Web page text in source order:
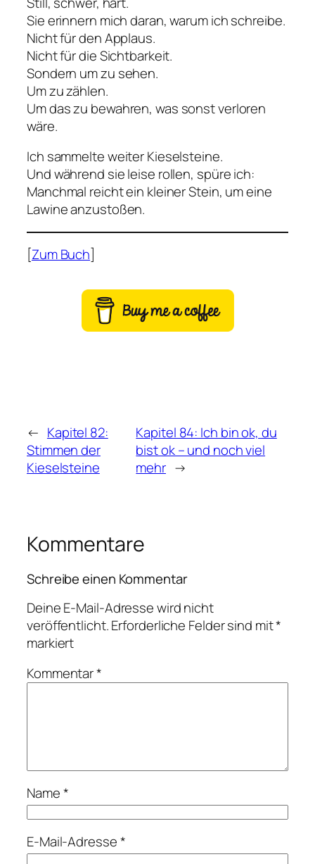
Sie erinnern mich daran, warum ich schreibe.
Nicht für den Applaus.
Nicht für die Sichtbarkeit.
Sondern um zu sehen.
Um zu zählen.
Um das zu bewahren, was sonst verloren
wäre.
Ich sammelte weiter Kieselsteine.
Und während sie leise rollen, spüre ich:
Manchmal reicht ein kleiner Stein, um eine
Lawine anzustoßen.
[Zum Buch]
← Kapitel 82:
Stimmen der
Kieselsteine
Kapitel 84: Ich bin ok, du
bist ok – und noch viel
mehr →
Kommentare
Schreibe einen Kommentar
Deine E-Mail-Adresse wird nicht
veröffentlicht.Erforderliche Felder sind mit*
markiert
Kommentar*
Name*
E-Mail-Adresse*